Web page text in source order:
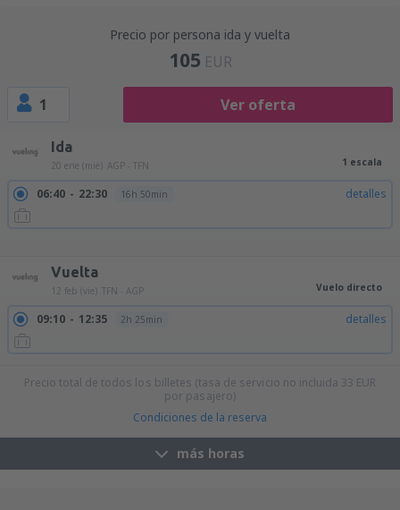
Precio por persona ida y vuelta
105 EUR
1 Ver oferta
Ida
20 ene (mié) AGP - TFN 1 escala
06:40 22:30 16h 50min detalles
Vuelta
12 feb (vie) TFN - AGP Vuelo directo
09:10 12:35 2h 25min detalles
Precio total de todos los billetes (tasa de servicio no incluida 33 EUR
por pasajero)
Condiciones de la reserva
más horas